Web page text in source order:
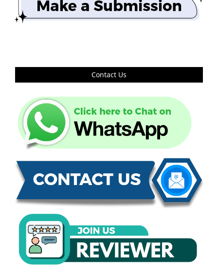
Contact Us